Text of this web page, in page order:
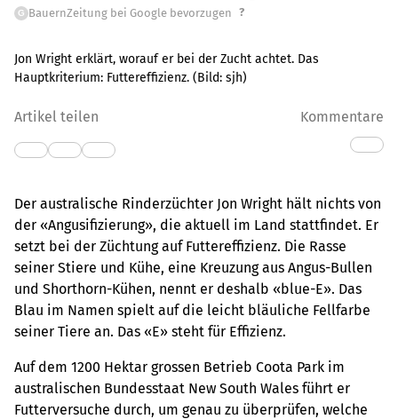
G BauernZeitung bei Google bevorzugen ?
Jon Wright erklärt, worauf er bei der Zucht achtet. Das
Hauptkriterium: Futtereffizienz. (Bild: sjh)
Artikel teilen Kommentare
Der australische Rinderzüchter Jon Wright hält nichts von
der «Angusifizierung», die aktuell im Land stattfindet. Er
setzt bei der Züchtung auf Futtereffizienz. Die Rasse
seiner Stiere und Kühe, eine Kreuzung aus Angus-Bullen
und Shorthorn-Kühen, nennt er deshalb «blue-E». Das
Blau im Namen spielt auf die leicht bläuliche Fellfarbe
seiner Tiere an. Das «E» steht für Effizienz.
Auf dem 1200 Hektar grossen Betrieb Coota Park im
australischen Bundesstaat New South Wales führt er
Futterversuche durch, um genau zu überprüfen, welche